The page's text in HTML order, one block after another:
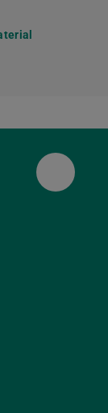
InstagramULB